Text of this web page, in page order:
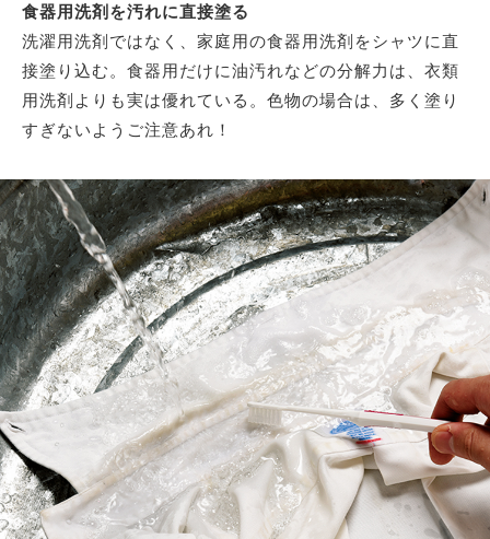
食器用洗剤を汚れに直接塗る
洗濯用洗剤ではなく、家庭用の食器用洗剤をシャツに直
接塗り込む。食器用だけに油汚れなどの分解力は、衣類
用洗剤よりも実は優れている。色物の場合は、多く塗り
すぎないようご注意あれ！